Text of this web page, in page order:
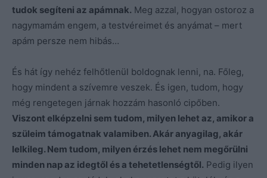
tudok segíteni az apámnak. Meg azzal, hogyan ostoroz a
nagymamám engem, a testvéreimet és anyámat – mert
apám persze nem hibás…
És hát így nehéz felhőtlenül boldognak lenni, na. Főleg,
hogy mindent a szívemre veszek. És igen, tudom, hogy
még rengetegen járnak hozzám hasonló cipőben.
Viszont elképzelni sem tudom, milyen lehet az, amikor a
szüleim támogatnak valamiben. Akár anyagilag, akár
lelkileg. Nem tudom, milyen érzés lehet nem megőrülni
minden nap az idegtől és a tehetetlenségtől. Pedig ilyen